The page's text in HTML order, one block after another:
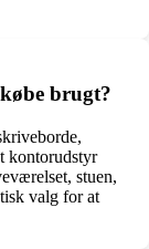
brugt?
kontorudstyr
stuen,
valg for at